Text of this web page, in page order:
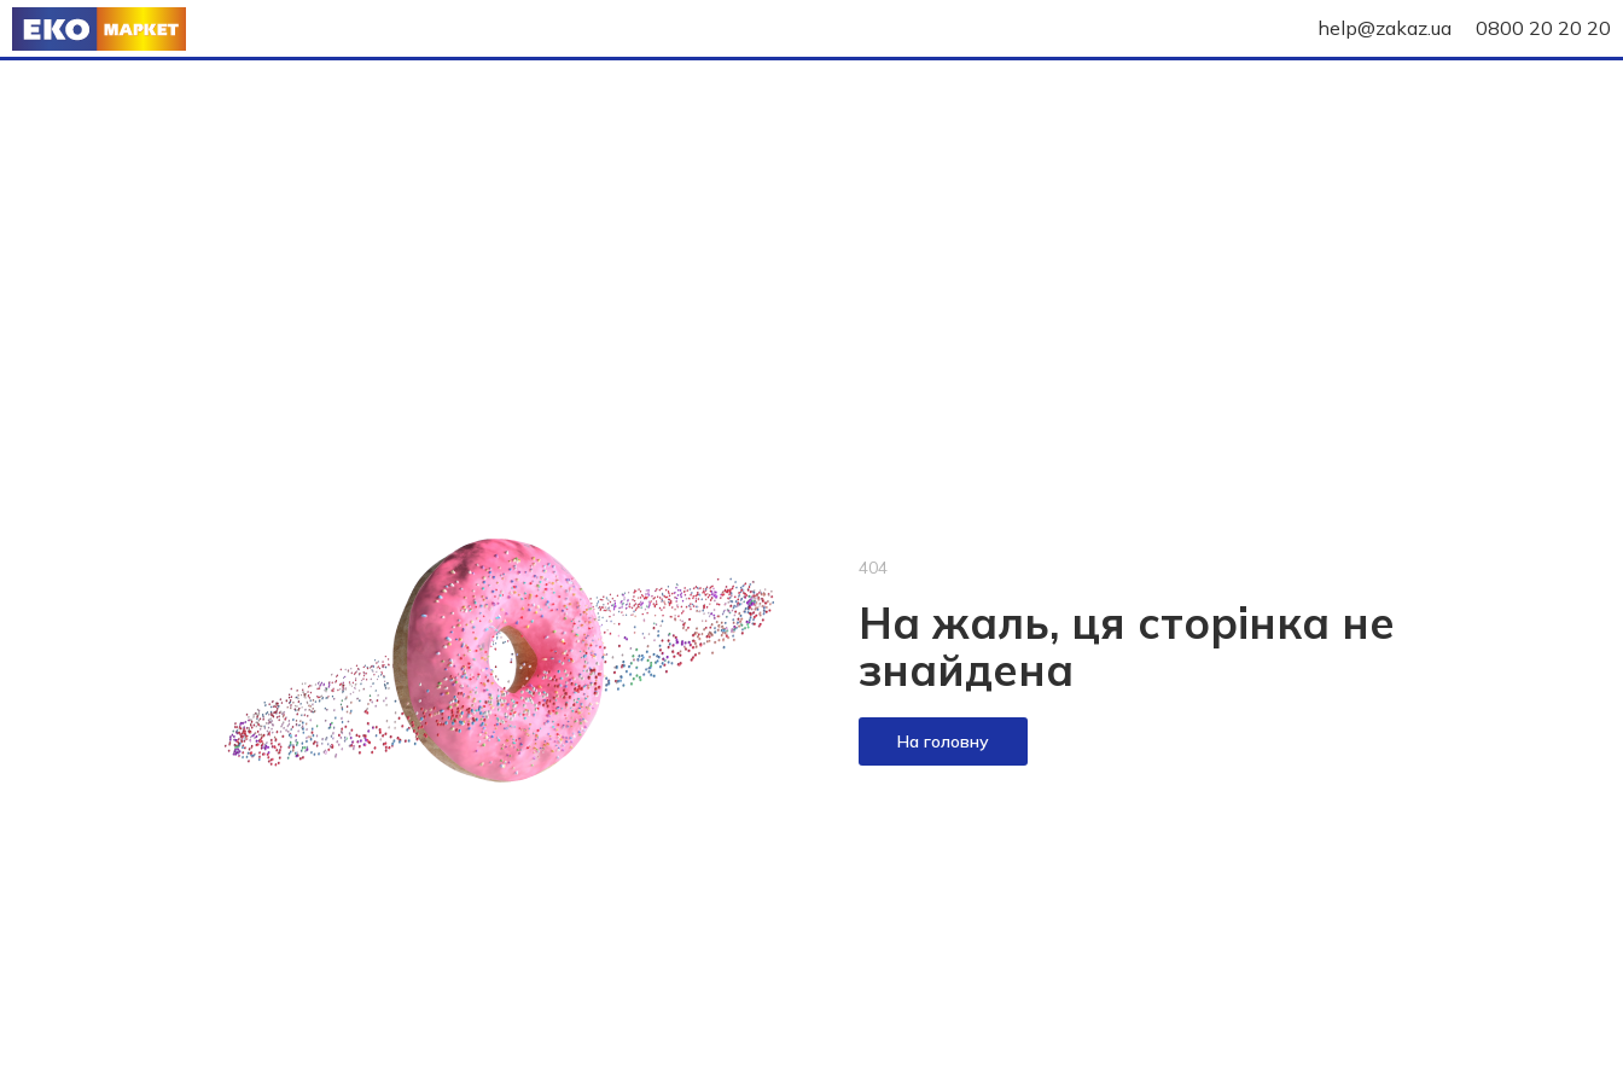
help@zakaz.ua 0800 20 20 20
404
На жаль, ця сторінка не
знайдена
На головну